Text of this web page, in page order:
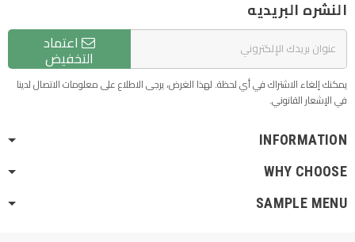
النشره البريديه
اعتماد
التخفيض
يمكنك إلغاء الاشتراك في أي لحظة. لهذا الغرض، يرجى الاطلاع على معلومات الاتصال لدينا
في الإشعار القانوني.
INFORMATION
WHY CHOOSE
SAMPLE MENU